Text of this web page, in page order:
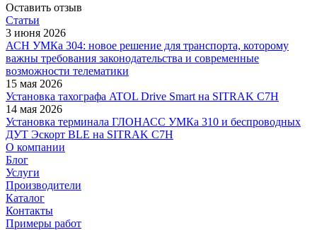
Оставить отзыв
Статьи
3 июня 2026
АСН УМКа 304: новое решение для транспорта, которому
важны требования законодательства и современные
возможности телематики
15 мая 2026
Установка тахографа ATOL Drive Smart на SITRAK C7H
14 мая 2026
Установка терминала ГЛОНАСС УМКа 310 и беспроводных
ДУТ Эскорт BLE на SITRAK C7H
О компании
Блог
Услуги
Производители
Каталог
Контакты
Примеры работ